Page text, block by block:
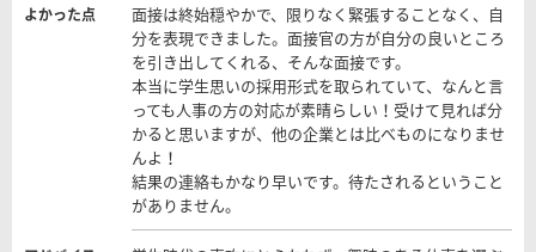
よかった点
面接は終始穏やかで、限りなく緊張することなく、自
分を表現できました。面接官の方が自分の良いところ
を引き出してくれる、そんな面接です。
本当に学生思いの採用形式を取られていて、なんと言
っても人事の方の対応が素晴らしい！受けて見れば分
かると思いますが、他の企業とは比べものになりませ
んよ！
結果の連絡もかなり早いです。待たされるということ
がありません。